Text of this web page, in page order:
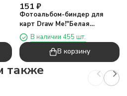
151 ₽
Фотоальбом-биндер для
карт Draw Me!"Белая
бабочка",20
страниц(19,5*23,5см)
В наличии 455 шт.
В корзину
также